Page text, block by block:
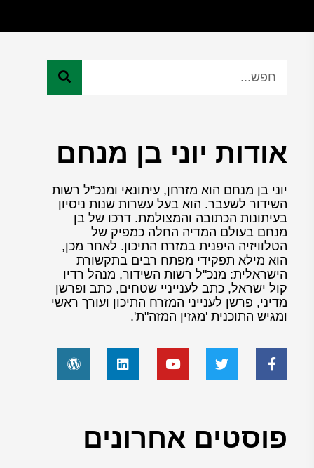
אודות יוני בן מנחם
יוני בן מנחם הוא מזרחן, עיתונאי ומנכ"ל רשות
השידור לשעבר. הוא בעל עשרות שנות ניסיון
בעיתונות הכתובה והמצולמת. דרכו של בן
מנחם בעולם המדיה החלה כמפיק של
הטלוויזיה היפנית במזרח התיכון. לאחר מכן,
הוא מילא תפקידי מפתח רבים בתקשורת
הישראלית: מנכ"ל רשות השידור, מנהל רדיו
קול ישראל, כתב לענייניי שטחים, כתב ופרשן
מדיני, פרשן לענייני המזרח התיכון ועורך ראשי
ומגיש התוכנית 'מגזין המזה"ת'.
פוסטים אחרונים